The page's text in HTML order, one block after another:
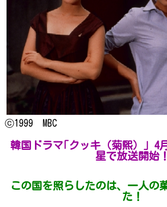
ⓒ1999 MBC
韓国ドラマ｢クッキ（菊煕）｣ 4
星で放送開始！
この国を照らしたのは、一人の
た！